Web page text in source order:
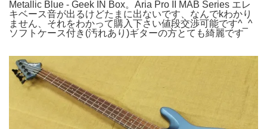
Metallic Blue - Geek IN Box。Aria Pro II MAB Series エレ
キベース音が出るけどたまに出ないです、なんでkわかり
ません、それをわかって購入下さい値段交渉可能です^_^
ソフトケース付き(汚れあり)ギターの方とても綺麗です